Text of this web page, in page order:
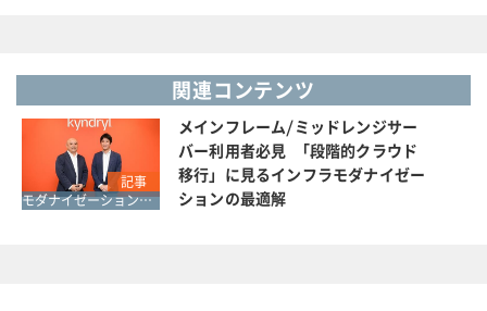
関連コンテンツ
記事
モダナイゼーション・マイグレーション
メインフレーム/ミッドレンジサー
バー利用者必見 「段階的クラウド
移行」に見るインフラモダナイゼー
ションの最適解